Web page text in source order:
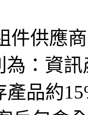
件供應
：資
產品約